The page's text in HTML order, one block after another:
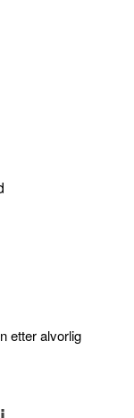
etter alvorlig